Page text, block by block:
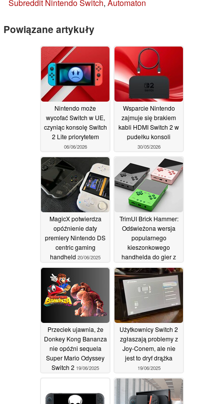
Subreddit Nintendo Switch, Automaton
Powiązane artykuły
Nintendo może
wycofać Switch w UE,
czyniąc konsolę Switch
2 Lite priorytetem
06/06/2026
Wsparcie Nintendo
zajmuje się brakiem
kabli HDMI Switch 2 w
pudełku konsoli
30/05/2026
MagicX potwierdza
opóźnienie daty
premiery Nintendo DS
centric gaming
handheld 20/06/2025
TrimUI Brick Hammer:
Odświeżona wersja
popularnego
kieszonkowego
handhelda do gier z
wysokiej jakości
metalowymi
obudowami CNC
19/06/2025
Przeciek ujawnia, że
Donkey Kong Bananza
nie opóźni sequela
Super Mario Odyssey
Switch 2 19/06/2025
Użytkownicy Switch 2
zgłaszają problemy z
Joy-Conem, ale nie
jest to dryf drążka
19/06/2025